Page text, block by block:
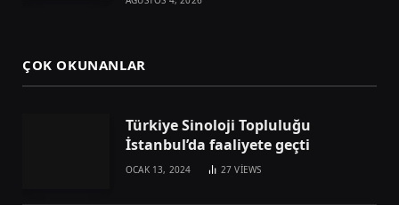
ÇOK OKUNANLAR
Türkiye Sinoloji Topluluğu
İstanbul’da faaliyete geçti
OCAK 13, 2024 27VIEWS